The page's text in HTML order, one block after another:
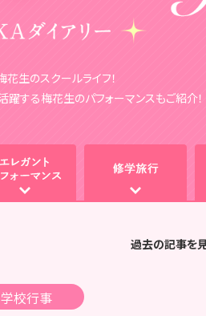
花生のスクールライフ！
する梅花生のパフォーマンスもご紹介！
過去の記事を
学校行事